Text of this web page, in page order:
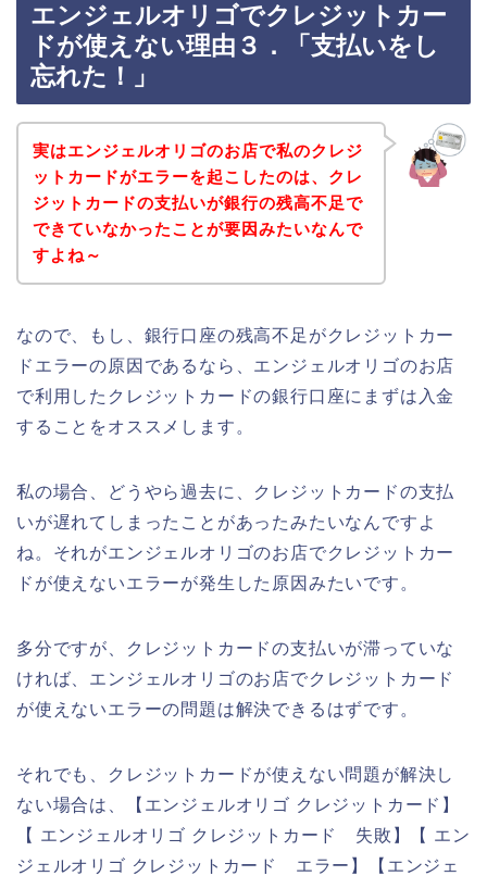
エンジェルオリゴでクレジットカー
ドが使えない理由３．「支払いをし
忘れた！」
実はエンジェルオリゴのお店で私のクレジ
ットカードがエラーを起こしたのは、クレ
ジットカードの支払いが銀行の残高不足で
できていなかったことが要因みたいなんで
すよね～
なので、もし、銀行口座の残高不足がクレジットカー
ドエラーの原因であるなら、エンジェルオリゴのお店
で利用したクレジットカードの銀行口座にまずは入金
することをオススメします。
私の場合、どうやら過去に、クレジットカードの支払
いが遅れてしまったことがあったみたいなんですよ
ね。それがエンジェルオリゴのお店でクレジットカー
ドが使えないエラーが発生した原因みたいです。
多分ですが、クレジットカードの支払いが滞っていな
ければ、エンジェルオリゴのお店でクレジットカード
が使えないエラーの問題は解決できるはずです。
それでも、クレジットカードが使えない問題が解決し
ない場合は、【エンジェルオリゴ クレジットカード】
【 エンジェルオリゴ クレジットカード 失敗】【 エン
ジェルオリゴ クレジットカード エラー】【エンジェ